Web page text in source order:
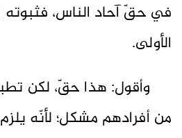
في حقّ آحاد الناس، فثبوته
الأولى.
وأقول: هذا حقّ، لكن
من أفرادهم مشكل؛ لأنّه